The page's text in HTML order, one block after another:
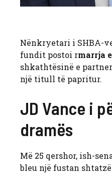
Nënkryetari i SHBA-
fundit postoi rmarrja
shkathtësinë e
një titull të papritur.
JD Vance i
dramës
Më 25 qershor, ish-
bleu një fustan